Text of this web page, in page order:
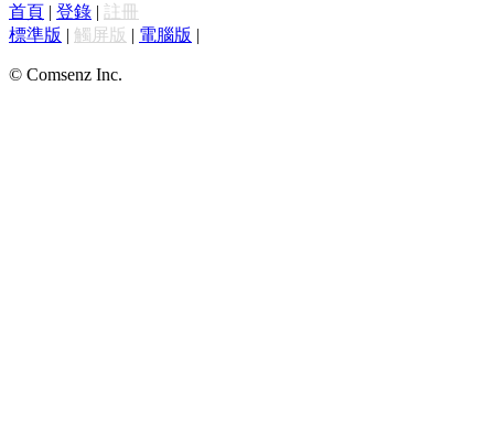
首頁 | 登錄 | 註冊
標準版 | 觸屏版 | 電腦版 |
© Comsenz Inc.